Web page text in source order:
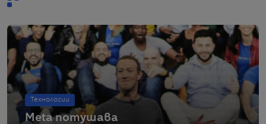
Технологии
Meta потушава